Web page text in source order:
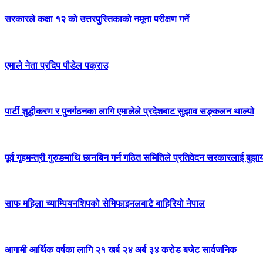
सरकारले कक्षा १२ को उत्तरपुस्तिकाको नमूना परीक्षण गर्ने
एमाले नेता प्रदिप पौडेल पक्राउ
पार्टी शुद्धीकरण र पुनर्गठनका लागि एमालेले प्रदेशबाट सुझाव सङ्कलन थाल्यो
पूर्व गृहमन्त्री गुरुङमाथि छानबिन गर्न गठित समितिले प्रतिवेदन सरकारलाई
साफ महिला च्याम्पियनशिपको सेमिफाइनलबाटै बाहिरियो नेपाल
आगामी आर्थिक वर्षका लागि २१ खर्ब २४ अर्ब ३४ करोड बजेट सार्वजनिक